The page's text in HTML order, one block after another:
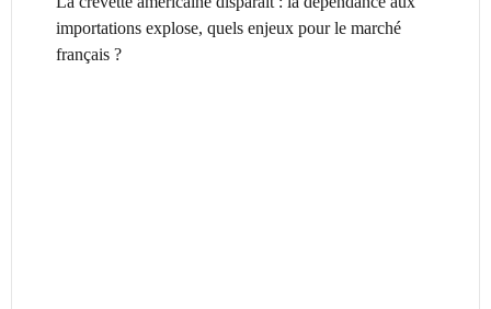
importations explose, quels enjeux pour le marché
français ?